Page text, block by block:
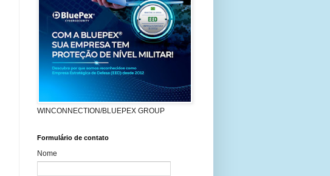
WINCONNECTION/BLUEPEX GROUP
Formulário de contato
Nome